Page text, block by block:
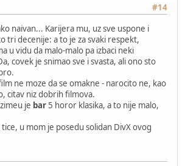
#14
naivan... Karijera mu, uz sve uspone i
tri decenije: a to je za svaki respekt,
u vidu da malo-malo pa izbaci neki
covek je snimao sve i svasta, ali ono sto
ne moze da se omakne - narocito ne, kao
citav niz dobrih filmova.
je bar 5 horor klasika, a to nije malo,
tice, u mom je posedu solidan DivX ovog